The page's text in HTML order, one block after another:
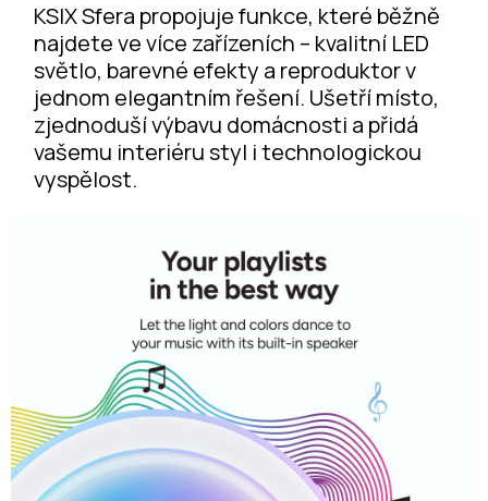
KSIX Sfera propojuje funkce, které běžně
najdete ve více zařízeních – kvalitní LED
světlo, barevné efekty a reproduktor v
jednom elegantním řešení. Ušetří místo,
zjednoduší výbavu domácnosti a přidá
vašemu interiéru styl i technologickou
vyspělost.